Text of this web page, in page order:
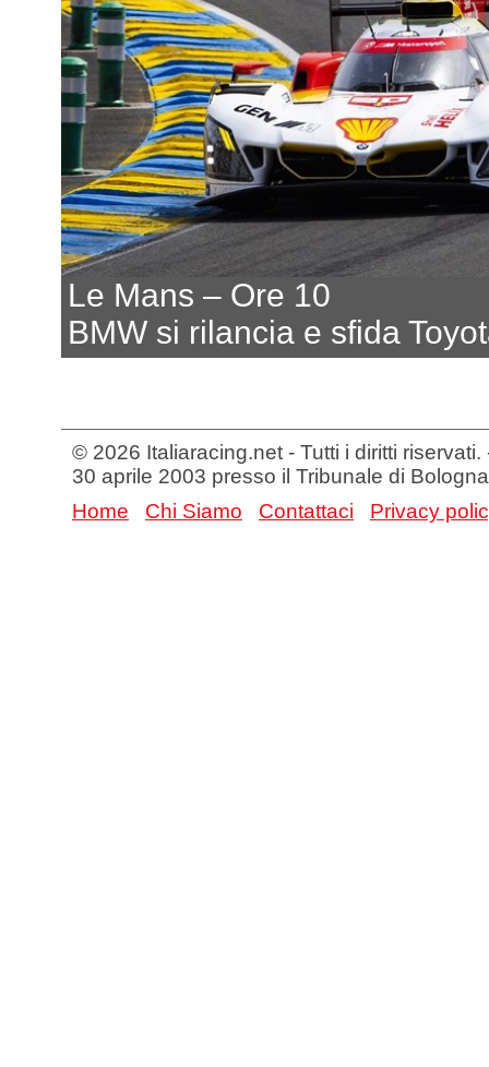
Le Mans – Ore 10
BMW si rilancia e sfida
© 2026 Italiaracing.net - Tutti i diritti
30 aprile 2003 presso il Tribunale di Bologna
Home
Chi Siamo Contattaci Privacy